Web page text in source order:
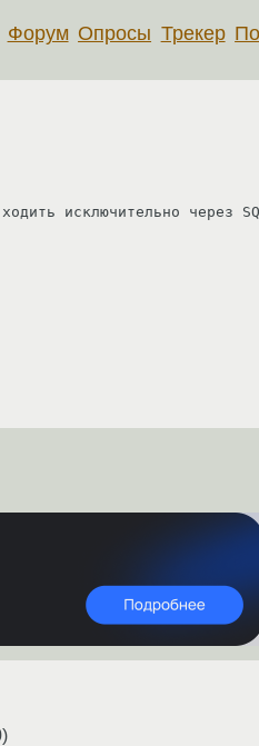
Форум Опросы Трекер
исключительно через
)